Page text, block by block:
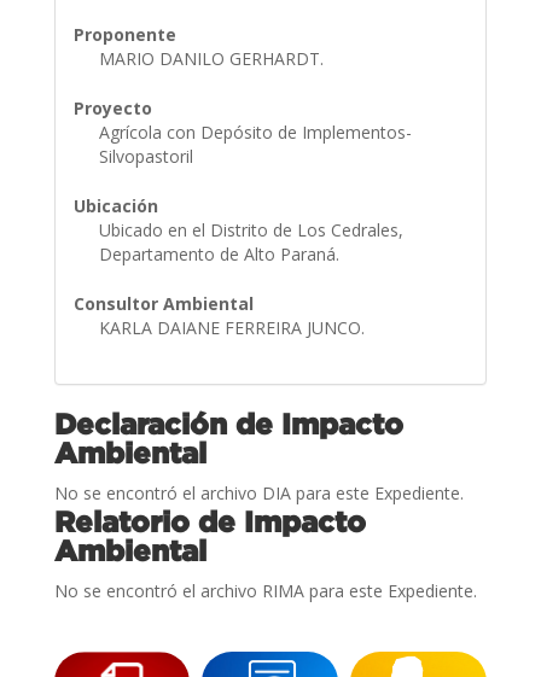
Proponente
MARIO DANILO GERHARDT.
Proyecto
Agrícola con Depósito de Implementos-
Silvopastoril
Ubicación
Ubicado en el Distrito de Los Cedrales,
Departamento de Alto Paraná.
Consultor Ambiental
KARLA DAIANE FERREIRA JUNCO.
Declaración de Impacto
Ambiental
No se encontró el archivo DIA para este Expediente.
Relatorio de Impacto
Ambiental
No se encontró el archivo RIMA para este Expediente.